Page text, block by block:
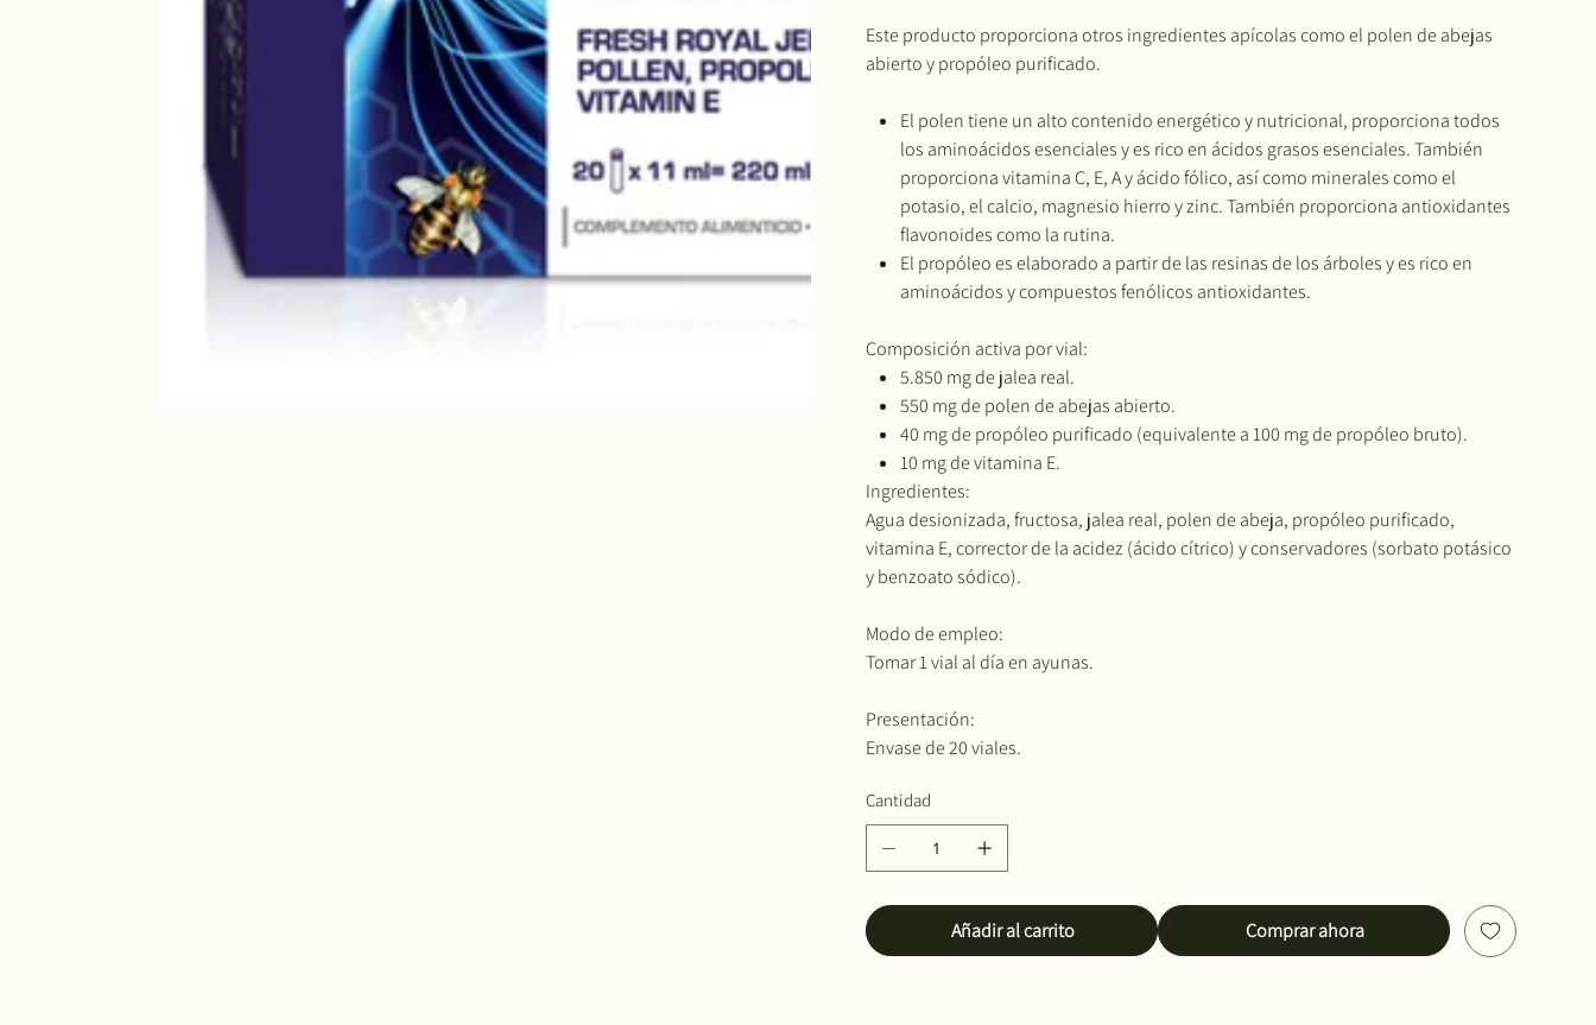
Este producto proporciona otros ingredientes apícolas como el polen de abejas
abierto y propóleo purificado.
El polen tiene un alto contenido energético y nutricional, proporciona todos
los aminoácidos esenciales y es rico en ácidos grasos esenciales. También
proporciona vitamina C, E, A y ácido fólico, así como minerales como el
potasio, el calcio, magnesio hierro y zinc. También proporciona antioxidantes
flavonoides como la rutina.
El propóleo es elaborado a partir de las resinas de los árboles y es rico en
aminoácidos y compuestos fenólicos antioxidantes.
Composición activa por vial:
5.850 mg de jalea real.
550 mg de polen de abejas abierto.
40 mg de propóleo purificado (equivalente a 100 mg de propóleo bruto).
10 mg de vitamina E.
Ingredientes:
Agua desionizada, fructosa, jalea real, polen de abeja, propóleo purificado,
vitamina E, corrector de la acidez (ácido cítrico) y conservadores (sorbato potásico
y benzoato sódico).
Modo de empleo:
Tomar 1 vial al día en ayunas.
Presentación:
Envase de 20 viales.
Cantidad
Añadir al carrito Comprar ahora